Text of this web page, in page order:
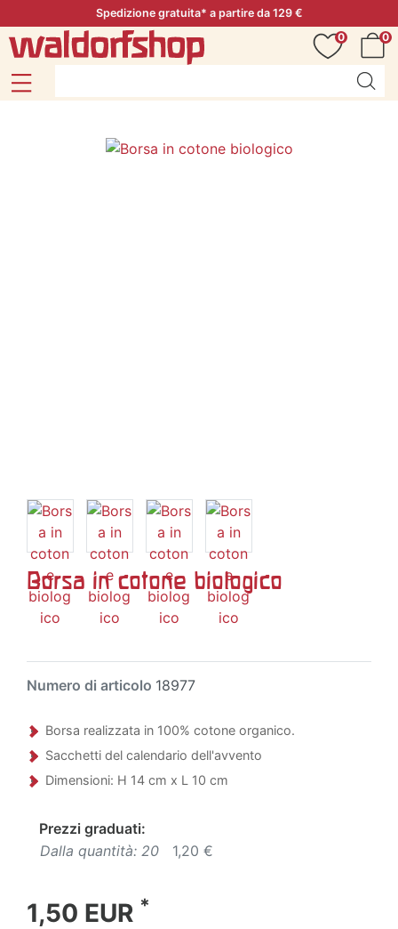
Spedizione gratuita* a partire da 129 €
0
0
Borsa in cotone biologico
Numero di articolo 18977
Borsa realizzata in 100% cotone organico.
Sacchetti del calendario dell'avvento
Dimensioni: H 14 cm x L 10 cm
Prezzi graduati:
Dalla quantità: 20
1,20 €
1,50 EUR *